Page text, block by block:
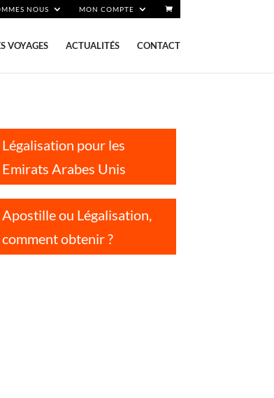
NOUS MON COMPTE
VOYAGES ACTUALITÉS CONTACT
Légalisation pour les
Emirats Arabes Unis
Apostille ou Légalisation,
comment obtenir ?